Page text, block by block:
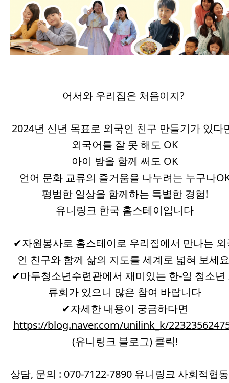
어서와 우리집은 처음이지?
2024년 신년 목표로 외국인 친구 만들기가 있다
외국어를 잘 못 해도 OK
아이 방을 함께 써도 OK
언어 문화 교류의 즐거움을 나누려는 누구나
평범한 일상을 함께하는 특별한 경험!
유니링크 한국 홈스테이입니다
✔자원봉사로 홈스테이로 우리집에서 만나는 외
인 친구와 함께 삶의 지도를 세계로 넓혀 보세
✔마두청소년수련관에서 재미있는 한-일 청소년
류회가 있으니 많은 참여 바랍니다
✔자세한 내용이 궁금하다면
https://blog.naver.com/unilink_k/
(유니링크 블로그) 클릭!
상담, 문의 : 070-7122-7890 유니링크 사회적협